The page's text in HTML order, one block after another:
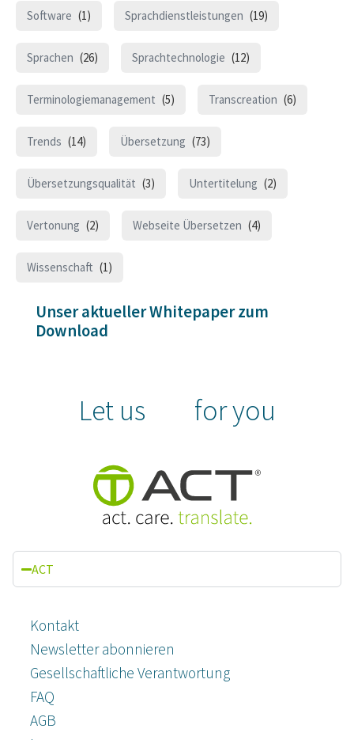
Software (1) Sprachdienstleistungen (19)
Sprachen (26) Sprachtechnologie (12)
Terminologiemanagement (5) Transcreation (6)
Trends (14) Übersetzung (73)
Übersetzungsqualität (3) Untertitelung (2)
Vertonung (2) Webseite Übersetzen (4)
Wissenschaft (1)
Unser aktueller Whitepaper zum
Download
Let us for you
ACT
Kontakt
Newsletter abonnieren
Gesellschaftliche Verantwortung
FAQ
AGB